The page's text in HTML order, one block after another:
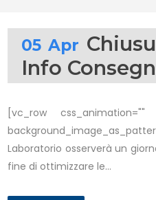
05 Apr
Info
[vc_row css_animation=""
Laboratorio osserverà un
fine di ottimizzare le...